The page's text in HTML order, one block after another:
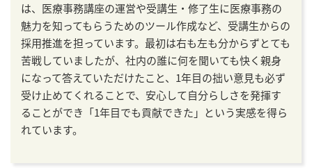
は、医療事務講座の運営や受講生・修了生に医療事務の
魅力を知ってもらうためのツール作成など、受講生からの
採用推進を担っています。最初は右も左も分からずとても
苦戦していましたが、社内の誰に何を聞いても快く親身
になって答えていただけたこと、1年目の拙い意見も必ず
受け止めてくれることで、安心して自分らしさを発揮す
ることができ「1年目でも貢献できた」という実感を得ら
れています。